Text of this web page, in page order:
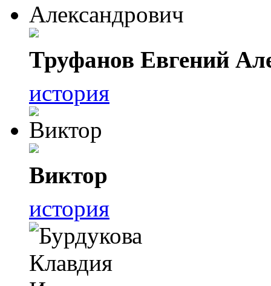
Труфанов Евгений
история
Виктор
история